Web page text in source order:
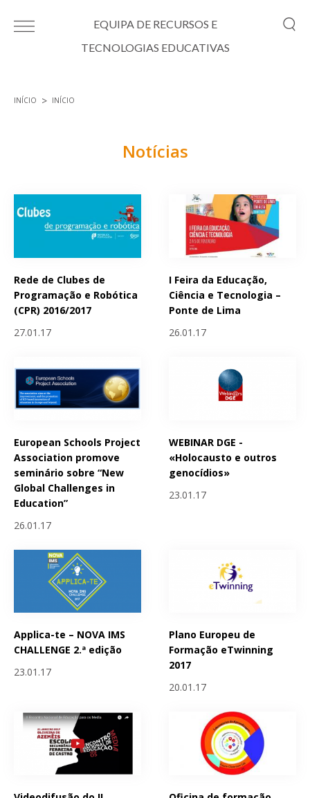
EQUIPA DE RECURSOS E
TECNOLOGIAS EDUCATIVAS
INÍCIO INÍCIO
Notícias
Rede de Clubes de
Programação e Robótica
(CPR) 2016/2017
27.01.17
I Feira da Educação,
Ciência e Tecnologia –
Ponte de Lima
26.01.17
European Schools Project
Association promove
seminário sobre “New
Global Challenges in
Education”
26.01.17
WEBINAR DGE -
«Holocausto e outros
genocídios»
23.01.17
Applica-te – NOVA IMS
CHALLENGE 2.ª edição
23.01.17
Plano Europeu de
Formação eTwinning
2017
20.01.17
Páginas